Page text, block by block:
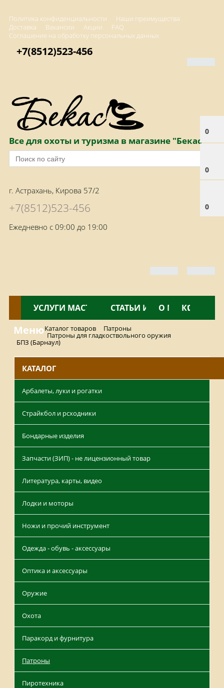
Политика конфиденциальности
Наши преимущества
Доставка
Вакансии Акции
FAQ
Соглашение на обработку персональных данных
0
0
0
+7(8512)523-456
Все для охоты и туризма в магазине "Бекас"
г. Астрахань, Кирова 57/2
+7(8512)523-456
Ежедневно с 09:00 до 19:00
КАТАЛОГ
УСЛУГИ МАСТЕРСКОЙНОВОСТИ
СТАТЬИ И ОБЗОРЫ
О МАГАЗИНЕ
МенюКаталог товаров Патроны
Патроны для гладкоствольного оружия
БПЗ (Барнаул)
КАТАЛОГ
Арбалеты, луки и рогатки
Страйкбол и рсходники
Бондарные изделия
Запчасти (ЗИП) - не лицензионный товар
Литература, карты, видео
Лодки и моторы
Ножи и прочий инструмент
Одежда - обувь - аксессуары
Оптика и аксессуары
Оружие
Охота
Паракорд и фурнитура
Патроны
Пиротехника